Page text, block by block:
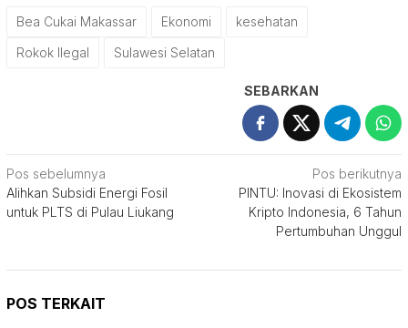
Bea Cukai Makassar Ekonomi
kesehatan
Rokok Ilegal
Sulawesi Selatan
SEBARKAN
Navigasi
pos
Pos sebelumnya
Alihkan Subsidi Energi Fosil
untuk PLTS di Pulau Liukang
Pos berikutnya
PINTU: Inovasi di Ekosistem
Kripto Indonesia, 6 Tahun
Pertumbuhan Unggul
POS TERKAIT